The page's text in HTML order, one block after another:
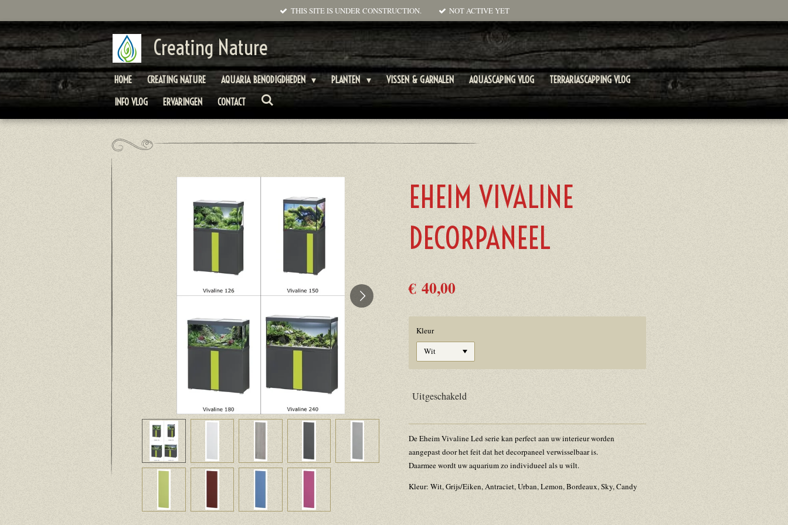
naar
de
hoofdinhoud
THIS SITE IS UNDER CONSTRUCTION. NOT ACTIVE YET
Creating Nature
HOME CREATING NATURE AQUARIA BENODIGDHEDEN PLANTEN VISSEN & GARNALEN AQUASCAPING VLOG
TERRARIASCAPPING VLOG
INFO VLOG
ERVARINGEN CONTACT
EHEIM VIVALINE
DECORPANEEL
€ 40,00
Kleur
Uitgeschakeld
De Eheim Vivaline Led serie kan perfect aan uw interieur worden
aangepast door het feit dat het decorpaneel verwisselbaar is.
Daarmee wordt uw aquarium zo individueel als u wilt.
Kleur: Wit, Grijs/Eiken, Antraciet, Urban, Lemon, Bordeaux, Sky, Candy